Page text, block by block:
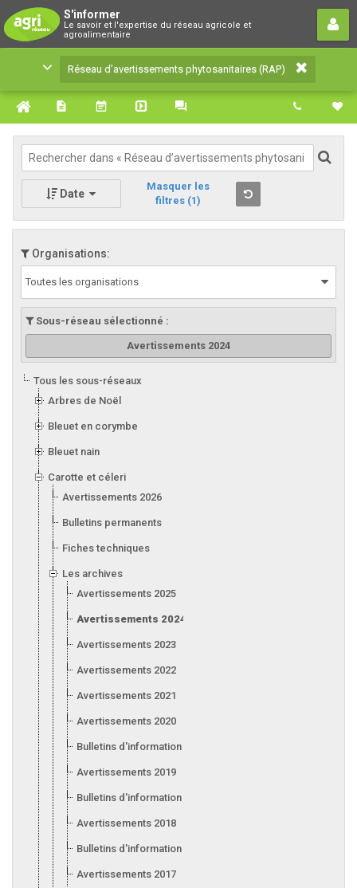
S'informer
Le savoir et l'expertise du réseau agricole et
agroalimentaire
Réseau d’avertissements
phytosanitaires (RAP)
Le savoir et l'expertise du réseau agricole et
agroalimentaire
Réseau d’avertissements phytosanitaires (RAP)
Date
Masquer les
filtres (1)
Organisations:
Toutes les organisations
Sous-réseau sélectionné :
Avertissements 2024
Tous les sous-réseaux
Arbres de Noël
Bleuet en corymbe
Bleuet nain
Carotte et céleri
Avertissements 2026
Bulletins permanents
Fiches techniques
Les archives
Avertissements 2025
Avertissements 2024
Avertissements 2023
Avertissements 2022
Avertissements 2021
Avertissements 2020
Bulletins d'information 2020
Avertissements 2019
Bulletins d'information 2019
Avertissements 2018
Bulletins d'information 2018
Avertissements 2017